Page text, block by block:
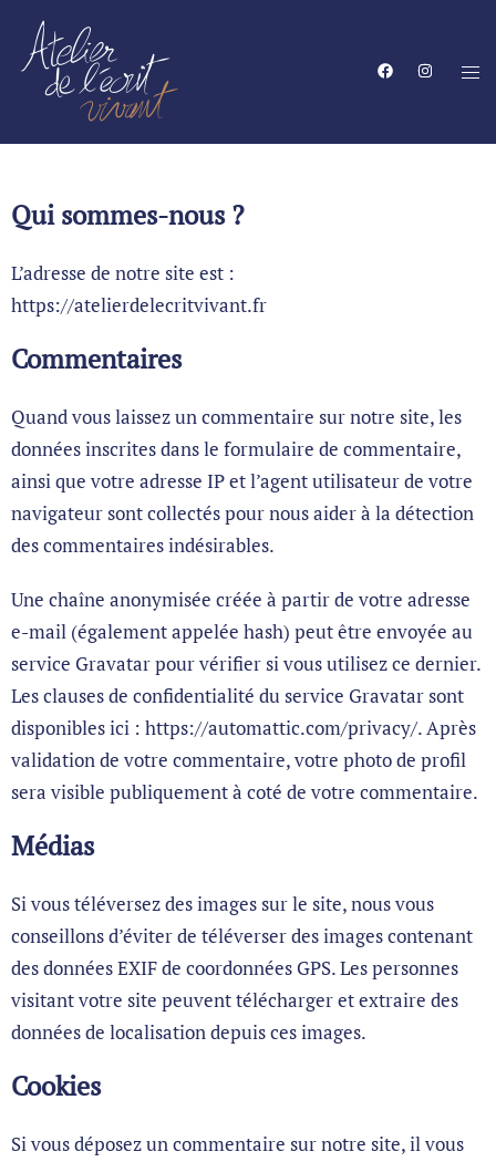
Qui sommes-nous ?
L’adresse de notre site est :
https://atelierdelecritvivant.fr
Commentaires
Quand vous laissez un commentaire sur notre site, les
données inscrites dans le formulaire de commentaire,
ainsi que votre adresse IP et l’agent utilisateur de votre
navigateur sont collectés pour nous aider à la détection
des commentaires indésirables.
Une chaîne anonymisée créée à partir de votre adresse
e-mail (également appelée hash) peut être envoyée au
service Gravatar pour vérifier si vous utilisez ce dernier.
Les clauses de confidentialité du service Gravatar sont
disponibles ici : https://automattic.com/privacy/. Après
validation de votre commentaire, votre photo de profil
sera visible publiquement à coté de votre commentaire.
Médias
Si vous téléversez des images sur le site, nous vous
conseillons d’éviter de téléverser des images contenant
des données EXIF de coordonnées GPS. Les personnes
visitant votre site peuvent télécharger et extraire des
données de localisation depuis ces images.
Cookies
Si vous déposez un commentaire sur notre site, il vous